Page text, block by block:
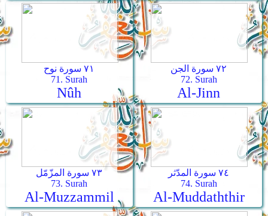
٧١ سورة نوح
71. Surah
Nûh
٧٢ سورة الجن
72. Surah
Al-Jinn
٧٣ سورة المزّمّل
73. Surah
Al-Muzzammil
٧٤ سورة المدّثر
74. Surah
Al-Muddaththir